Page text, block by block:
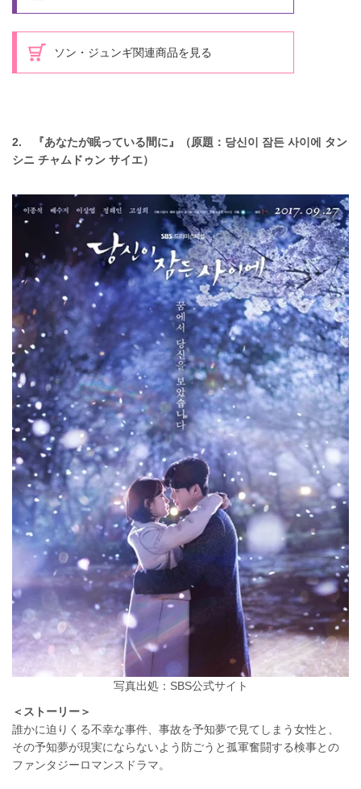
ソン・ジュンギ関連商品を見る
2. 『あなたが眠っている間に』（原題：당신이 잠든 사이에 タン
シニ チャムドゥン サイエ）
写真出処：SBS公式サイト
＜ストーリー＞
誰かに迫りくる不幸な事件、事故を予知夢で見てしまう女性と、
その予知夢が現実にならないよう防ごうと孤軍奮闘する検事との
ファンタジーロマンスドラマ。